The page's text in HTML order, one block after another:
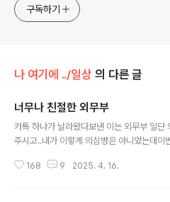
구독하기
나 여기에 ../일상 의 다른 글
너무나 친절한 외무부
카톡 하나가 날라왔다보낸 이는 외무부 일단
주시고..내가 이렇게 의심병은 아니었는데이
처음에는 외무부 형사 사건과에서 그리고 인
168 9 2025. 4. 16.